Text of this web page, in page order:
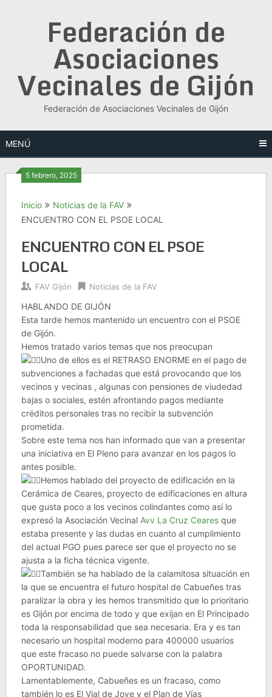
Federación de
Asociaciones
Vecinales de Gijón
Federación de Asociaciones Vecinales de Gijón
MENÚ
5 febrero, 2025
Inicio
Noticias de la FAV
ENCUENTRO CON EL PSOE LOCAL
ENCUENTRO CON EL PSOE
LOCAL
FAV Gijón Noticias de la FAV
HABLANDO DE GIJÓN
Esta tarde hemos mantenido un encuentro con el PSOE
de Gijón.
Hemos tratado varios temas que nos preocupan
Uno de ellos es el RETRASO ENORME en el pago de
subvenciones a fachadas que está provocando que los
vecinos y vecinas , algunas con pensiones de viudedad
bajas o sociales, estén afrontando pagos mediante
créditos personales tras no recibir la subvención
prometida.
Sobre este tema nos han informado que van a presentar
una iniciativa en El Pleno para avanzar en los pagos lo
antes posible.
Hemos hablado del proyecto de edificación en la
Cerámica de Ceares, proyecto de edificaciones en altura
que gusta poco a los vecinos colindantes como así lo
expresó la Asociación Vecinal Avv La Cruz Cearesque
estaba presente y las dudas en cuanto al cumplimiento
del actual PGO pues parece ser que el proyecto no se
ajusta a la ficha técnica vigente.
También se ha hablado de la calamitosa situación en
la que se encuentra el futuro hospital de Cabueñes tras
paralizar la obra y les hemos transmitido que lo prioritario
es Gijón por encima de todo y que exijan en El Principado
toda la responsabilidad que sea necesaria. Era y es tan
necesario un hospital moderno para 400000 usuarios
que este fracaso no puede salvarse con la palabra
OPORTUNIDAD.
Lamentablemente, Cabueñes es un fracaso, como
también lo es El Vial de Jove y el Plan de Vías